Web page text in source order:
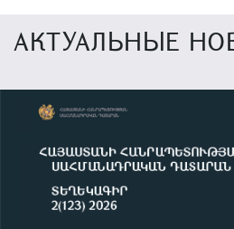
АКТУАЛЬНЫЕ